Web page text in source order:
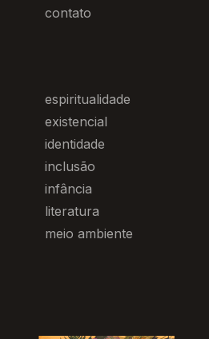
contato
espiritualidade
existencial
identidade
inclusão
infância
literatura
meio ambiente